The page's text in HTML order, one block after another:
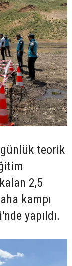
teorik
2,5
kampı
yapıldı.